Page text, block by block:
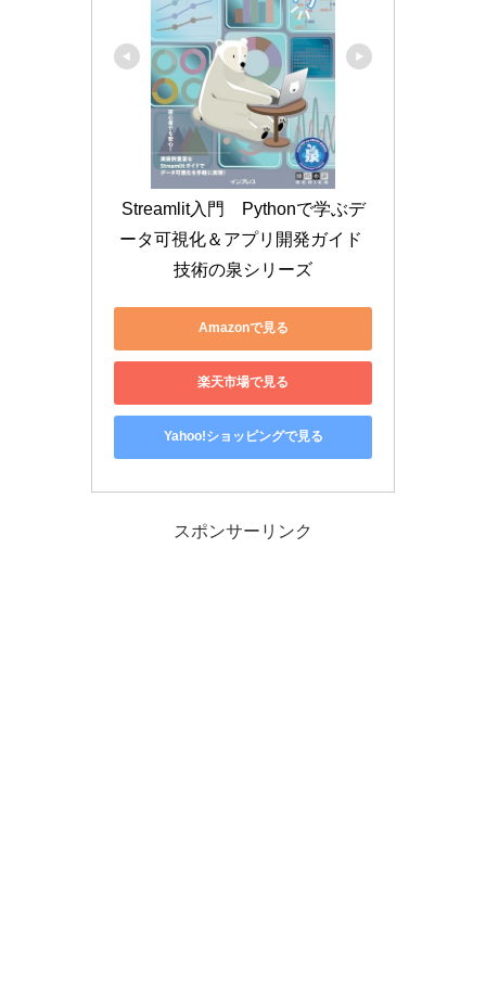
Streamlit入門　Pythonで学ぶデ
ータ可視化＆アプリ開発ガイド
技術の泉シリーズ
Amazonで見る
楽天市場で見る
Yahoo!ショッピングで見る
スポンサーリンク